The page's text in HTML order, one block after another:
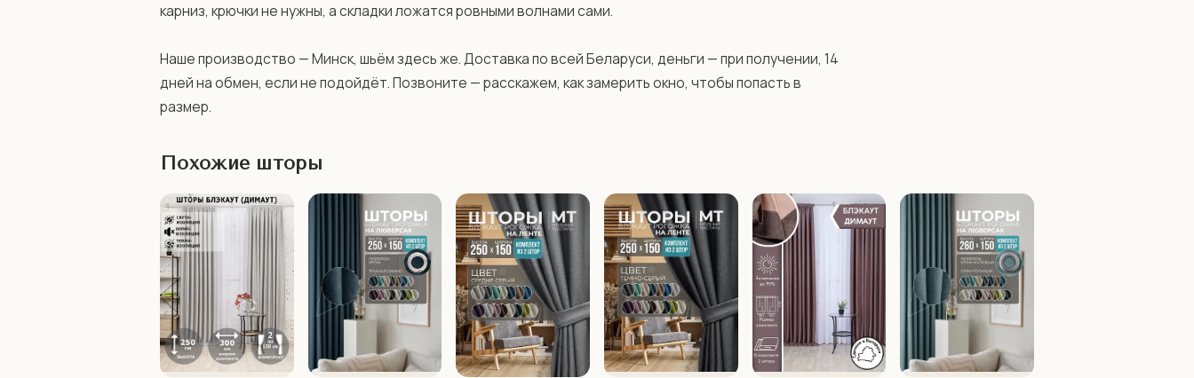
карниз, крючки не нужны, а складки ложатся ровными волнами сами.
Наше производство — Минск, шьём здесь же. Доставка по всей Беларуси, деньги — при получении, 14
дней на обмен, если не подойдёт. Позвоните — расскажем, как замерить окно, чтобы попасть в
размер.
Похожие шторы